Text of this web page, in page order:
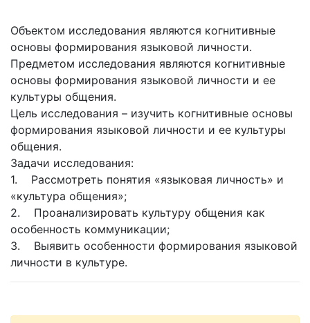
Объектом исследования являются когнитивные
основы формирования языковой личности.
Предметом исследования являются когнитивные
основы формирования языковой личности и ее
культуры общения.
Цель исследования – изучить когнитивные основы
формирования языковой личности и ее культуры
общения.
Задачи исследования:
1. Рассмотреть понятия «языковая личность» и
«культура общения»;
2. Проанализировать культуру общения как
особенность коммуникации;
3. Выявить особенности формирования языковой
личности в культуре.